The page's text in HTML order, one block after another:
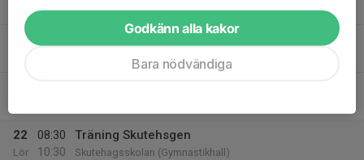
19:30
Torslandavallen KG/11
20
22
Lör
08:30
10:30
Träning Skutehsgen
Skutehagsskolan (Gymnastikhall)
Godkänn alla kakor
Bara nödvändiga